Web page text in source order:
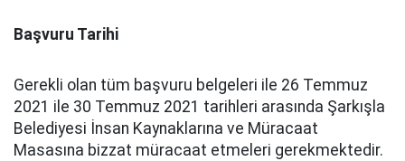
Başvuru Tarihi
Gerekli olan tüm başvuru belgeleri ile 26 Temmuz
2021 ile 30 Temmuz 2021 tarihleri arasında Şarkışla
Belediyesi İnsan Kaynaklarına ve Müracaat
Masasına bizzat müracaat etmeleri gerekmektedir.